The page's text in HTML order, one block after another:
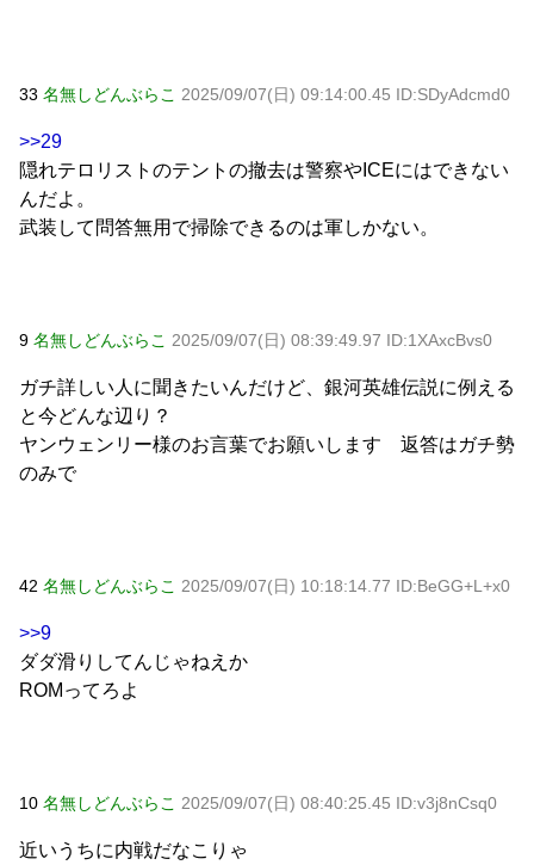
33 名無しどんぶらこ 2025/09/07(日) 09:14:00.45 ID:SDyAdcmd0
>>29
隠れテロリストのテントの撤去は警察やICEにはできない
んだよ。
武装して問答無用で掃除できるのは軍しかない。
9 名無しどんぶらこ 2025/09/07(日) 08:39:49.97 ID:1XAxcBvs0
ガチ詳しい人に聞きたいんだけど、銀河英雄伝説に例える
と今どんな辺り？
ヤンウェンリー様のお言葉でお願いします 返答はガチ勢
のみで
42 名無しどんぶらこ 2025/09/07(日) 10:18:14.77 ID:BeGG+L+x0
>>9
ダダ滑りしてんじゃねえか
ROMってろよ
10 名無しどんぶらこ 2025/09/07(日) 08:40:25.45 ID:v3j8nCsq0
近いうちに内戦だなこりゃ